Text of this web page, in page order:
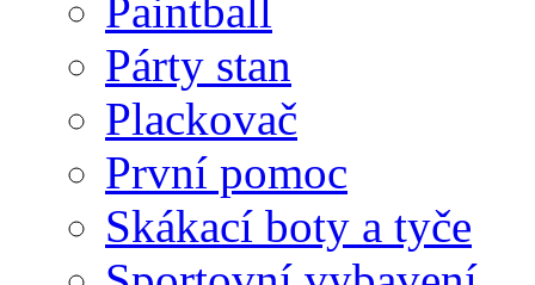
Paintball
Párty stan
Plackovač
První pomoc
Skákací boty a tyče